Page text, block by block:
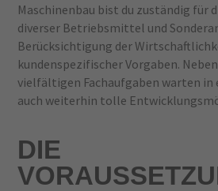
Maschinenbau bist du zuständig für
diverser Betriebsmittel und
Berücksichtigung der
kundenspezifischer Vorgaben.
vielfältigen Fachaufgaben warten
auch weiterhin tolle
DIE